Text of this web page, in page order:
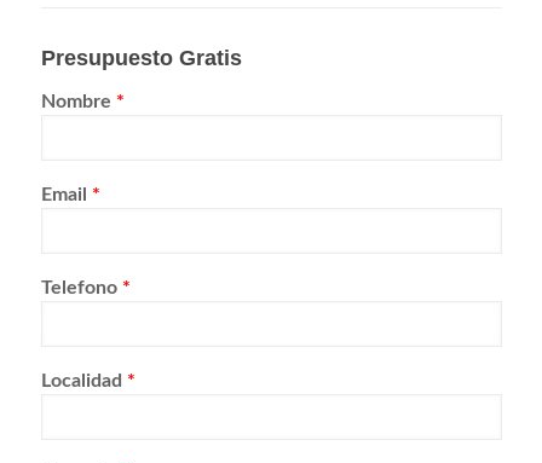
Presupuesto Gratis
Nombre *
Email *
Telefono *
Localidad *